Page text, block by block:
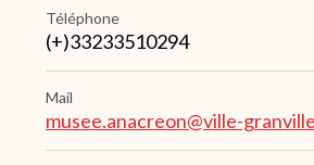
Téléphone
(+)33233510294
Mail
musee.anacreon@ville-